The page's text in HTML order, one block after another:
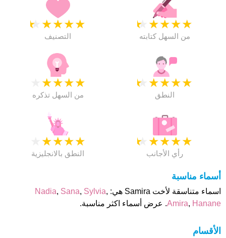
★
★
★
★
★
التصنيف
★
★
★
★
★
من السهل كتابته
★
★
★
★
من السهل تذكره
★
★
★
★
★
النطق
★
★
★
★
النطق بالانجليزية
★
★
★
★
★
رأي الأجانب
أسماء مناسبة
اسماء متناسقة لأخت Samira هي: Nadia, Sana, Sylvia,
Amira, Hanane . عرض أسماء اكثر مناسبة.
الأقسام